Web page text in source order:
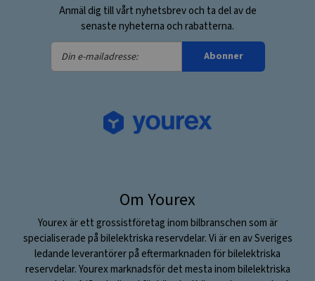
Anmäl dig till vårt nyhetsbrev och ta del av de
senaste nyheterna och rabatterna.
Din
e-
Abonner
Om Yourex
Yourex är ett grossistföretag inom bilbranschen som är
specialiserade på bilelektriska reservdelar. Vi är en av Sveriges
ledande leverantörer på eftermarknaden för bilelektriska
reservdelar. Yourex marknadsför det mesta inom bilelektriska